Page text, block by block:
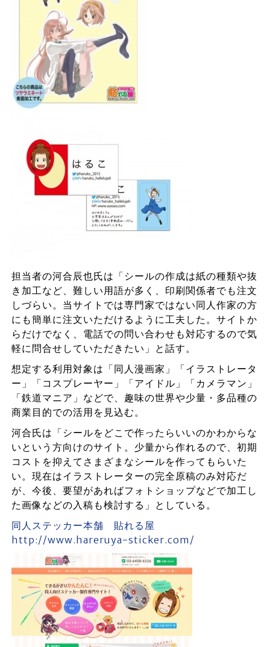
担当者の河合辰也氏は「シールの作成は紙の種類や抜
き加工など、難しい用語が多く、印刷関係者でも注文
しづらい。当サイトでは専門家ではない同人作家の方
にも簡単に注文いただけるように工夫した。サイトか
らだけでなく、電話での問い合わせも対応するので気
軽に問合せしていただきたい」と話す。
想定する利用対象は「同人漫画家」「イラストレータ
ー」「コスプレーヤー」「アイドル」「カメラマン」
「鉄道マニア」などで、趣味の世界や少量・多品種の
商業目的での活用を見込む。
河合氏は「シールをどこで作ったらいいのかわからな
いという方向けのサイト。少量から作れるので、初期
コストを抑えてさまざまなシールを作ってもらいた
い。現在はイラストレーターの完全原稿のみ対応だ
が、今後、要望があればフォトショップなどで加工し
た画像などの入稿も検討する」としている。
同人ステッカー本舗 貼れる屋
http://www.hareruya-sticker.com/